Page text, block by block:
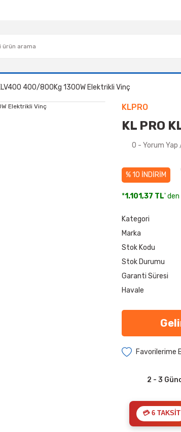
400/800Kg 1300W Elektrikli Vinç
KLPRO
KL PRO
0 - Yorum Yap
% 10 İNDİRİM
*1.101,37 TL'
Kategori
Marka
Stok Kodu
Stok Durumu
Garanti Süresi
Havale
2 - 3
💳 6 TAKSİT